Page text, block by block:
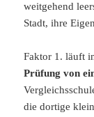
weitgehend
Stadt, ihre
Faktor 1. läuft
Prüfung von
die dortige